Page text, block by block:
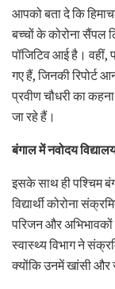
आपको बता दे कि
बच्चों के कोरोना सैंपल
पॉजिटिव आई है। वहीं,
गए हैं, जिनकी रिपोर्ट
प्रवीण चौधरी का
जा रहे हैं।
बंगाल में नवोदय
इसके साथ ही पश्चिम
विद्यार्थी कोरोना
परिजन और अभिभावकों
स्वास्थ्य विभाग ने
क्योंकि उनमें खांसी और